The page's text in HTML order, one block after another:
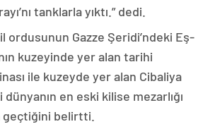
tanklarla yıktı.” dedi.
ordusunun Gazze Şeridi’ndeki Eş-
kuzeyinde yer alan tarihi
ile kuzeyde yer alan Cibaliya
dünyanın en eski kilise mezarlığı
belirtti.